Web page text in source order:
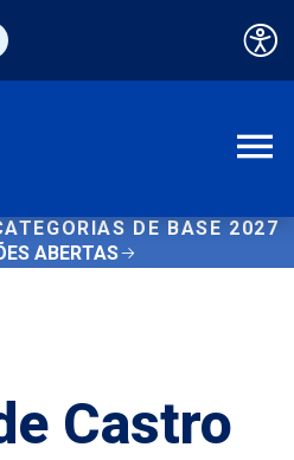
DE BASE 2027
ABERTAS
Castro